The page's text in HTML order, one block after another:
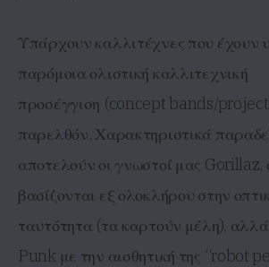
Υπάρχουν καλλιτέχνες που έχουν
παρόμοια ολιστική καλλιτεχνική
προσέγγιση (concept bands/
παρελθόν. Χαρακτηριστικά
αποτελούν οι γνωστοί μας Gorillaz,
βασίζονται εξ ολοκλήρου στην
ταυτότητα (τα καρτούν μέλη), αλλά
Punk με την αισθητική της “robot